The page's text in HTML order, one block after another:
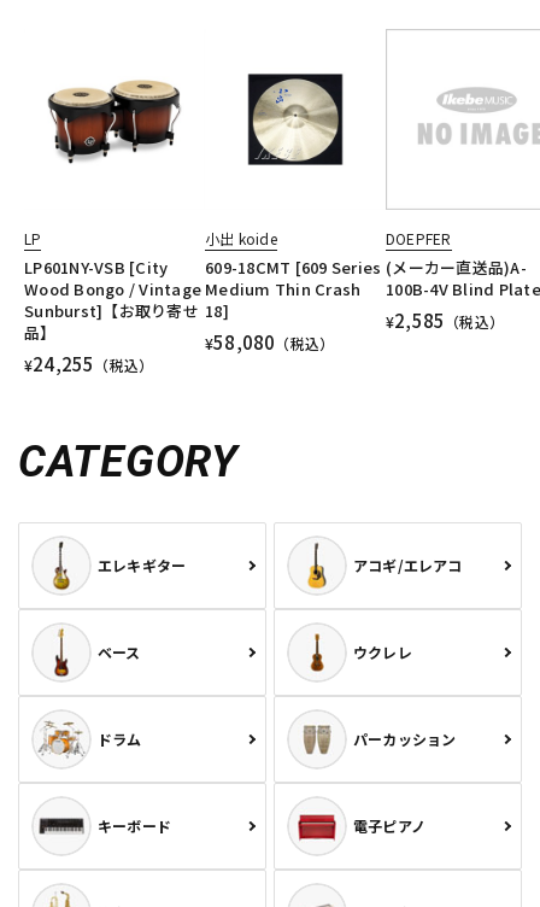
LP
LP601NY-VSB [City
Wood Bongo / Vintage
Sunburst]【お取り寄せ
品】
¥24,255 （税込）
小出 koide
609-18CMT [609 Series
Medium Thin Crash
18]
¥58,080 （税込）
DOEPFER
(メーカー直送品)A-
100B-4V Blind Plate
¥2,585 （税込）
CATEGORY
エレキギター アコギ/エレアコ
ベース ウクレレ
ドラム パーカッション
キーボード 電子ピアノ